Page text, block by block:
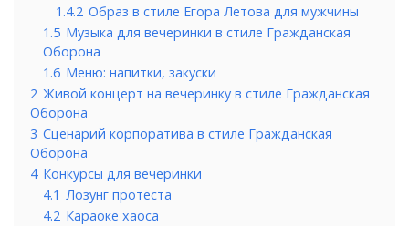
1.4.2 Образ в стиле Егора Летова для мужчины
1.5 Музыка для вечеринки в стиле Гражданская
Оборона
1.6 Меню: напитки, закуски
2 Живой концерт на вечеринку в стиле Гражданская
Оборона
3 Сценарий корпоратива в стиле Гражданская
Оборона
4 Конкурсы для вечеринки
4.1 Лозунг протеста
4.2 Караоке хаоса